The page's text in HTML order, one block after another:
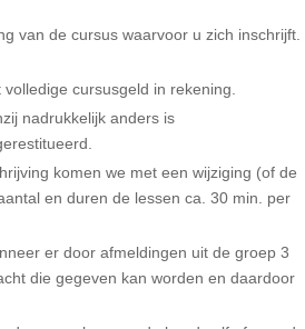
van de cursus waarvoor u zich inschrijft.
cursusgeld in rekening.
nadrukkelijk anders is
komen we met een wijziging (of de
en duren de lessen ca. 30 min. per
er door afmeldingen uit de groep 3
die gegeven kan worden en daardoor